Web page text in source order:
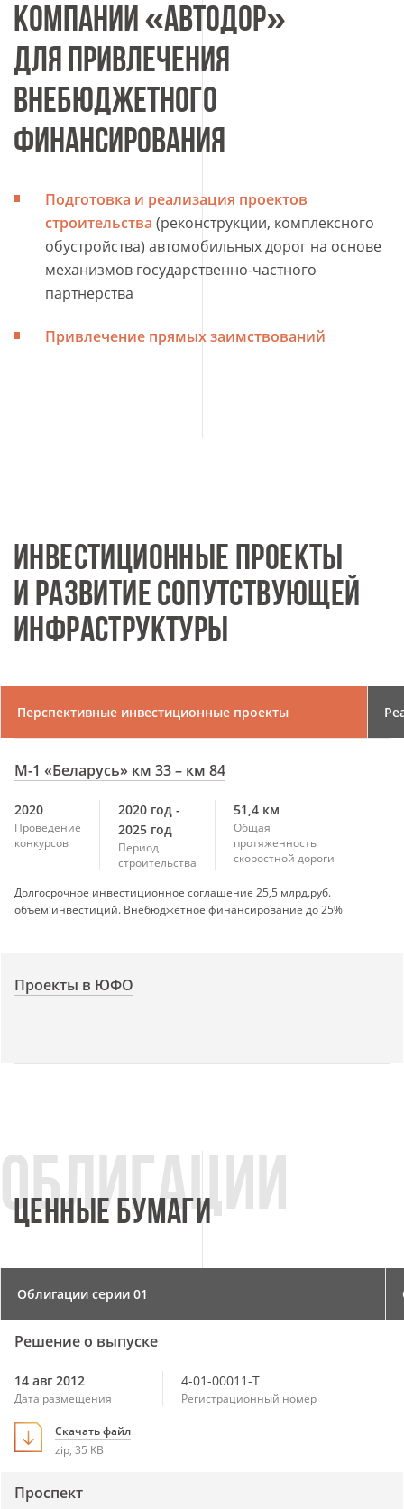
КОМПАНИИ «АВТОДОР»
ДЛЯ ПРИВЛЕЧЕНИЯ
ВНЕБЮДЖЕТНОГО
ФИНАНСИРОВАНИЯ
Подготовка и реализация проектов
строительства (реконструкции, комплексного
обустройства) автомобильных дорог на основе
механизмов государственно-частного
партнерства
Привлечение прямых заимствований
ИНВЕСТИЦИОННЫЕ ПРОЕКТЫ
И РАЗВИТИЕ СОПУТСТВУЮЩЕЙ
ИНФРАСТРУКТУРЫ
Перспективные инвестиционные проекты
М-1 «Беларусь» км 33 – км 84
2020
Проведение
конкурсов
2020 год -
2025 год
Период
строительства
51,4 км
Общая
протяженность
скоростной дороги
Долгосрочное инвестиционное соглашение 25,5 млрд.руб.
объем инвестиций. Внебюджетное финансирование до 25%
Проекты в ЮФО
ЦЕННЫЕ БУМАГИ
Облигации серии 01
Решение о выпуске
14 авг 2012
Дата размещения
4-01-00011-T
Регистрационный номер
Скачать файл
zip, 35 KB
Проспект